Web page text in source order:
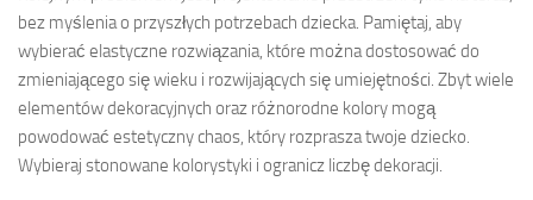
bez myślenia o przyszłych potrzebach dziecka. Pamiętaj, aby
wybierać elastyczne rozwiązania, które można dostosować do
zmieniającego się wieku i rozwijających się umiejętności. Zbyt wiele
elementów dekoracyjnych oraz różnorodne kolory mogą
powodować estetyczny chaos, który rozprasza twoje dziecko.
Wybieraj stonowane kolorystyki i ogranicz liczbę dekoracji.